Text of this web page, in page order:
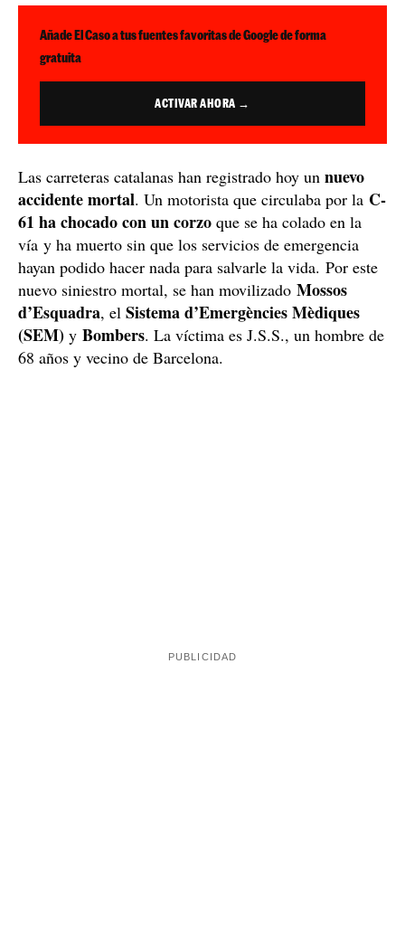
Añade El Caso a tus fuentes favoritas de Google de forma
gratuita
ACTIVAR AHORA →
Las carreteras catalanas han registrado hoy un nuevo
accidente mortal. Un motorista que circulaba por la C-
61 ha chocado con un corzo que se ha colado en la
vía y ha muerto sin que los servicios de emergencia
hayan podido hacer nada para salvarle la vida. Por este
nuevo siniestro mortal, se han movilizado Mossos
d’Esquadra, el Sistema d’Emergències Mèdiques
(SEM) y Bombers. La víctima es J.S.S., un hombre de
68 años y vecino de Barcelona.